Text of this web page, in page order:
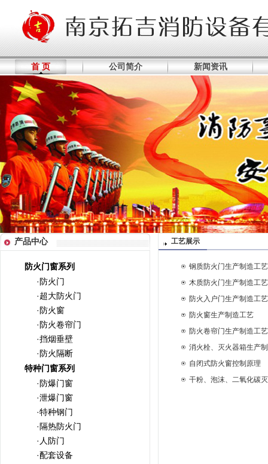
首 页 公司简介 新闻资讯
产品中心
防火门窗系列
·防火门
·超大防火门
·防火窗
·防火卷帘门
·挡烟垂壁
·防火隔断
特种门窗系列
·防爆门窗
·泄爆门窗
·特种钢门
·隔热防火门
·人防门
·配套设备
工艺展示
钢质防火门生产制造工艺
木质防火门生产制造工艺
防火入户门生产制造工艺
防火窗生产制造工艺
防火卷帘门生产制造工艺
消火栓、灭火器箱生产
自闭式防火窗控制原理
干粉、泡沫、二氧化碳